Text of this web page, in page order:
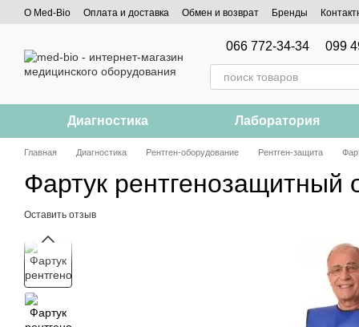
Перейти к основному контенту
О Med-Bio Оплата и доставка Обмен и возврат Бренды
066 772-34-34 099
Диагностика Лаборатория
Главная Диагностика Рентген-оборудование Рентген-защита
Фартук рентгенозащитный
Оставить отзыв